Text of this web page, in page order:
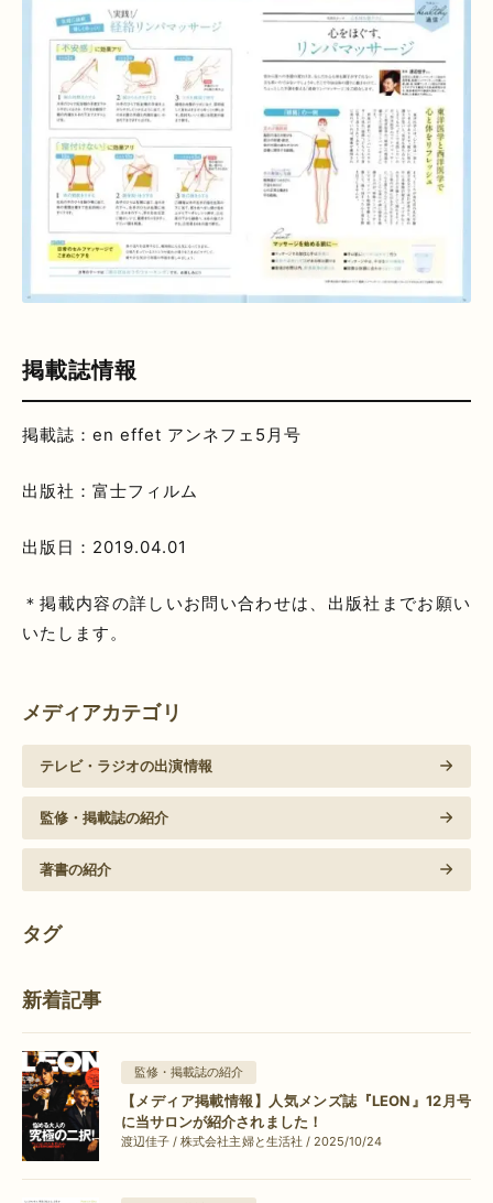
掲載誌情報
掲載誌：en effet アンネフェ5月号
出版社：富士フィルム
出版日：2019.04.01
＊掲載内容の詳しいお問い合わせは、出版社までお願い
いたします。
メディアカテゴリ
テレビ・ラジオの出演情報
監修・掲載誌の紹介
著書の紹介
タグ
新着記事
監修・掲載誌の紹介
【メディア掲載情報】人気メンズ誌『LEON』12月号
に当サロンが紹介されました！
渡辺佳子 / 株式会社主婦と生活社 / 2025/10/24